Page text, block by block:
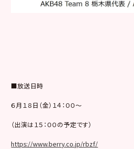
■放送日時
６月１８日（金）１４：００～
（出演は１５：００の予定です）
https://www.berry.co.jp/rbzf/